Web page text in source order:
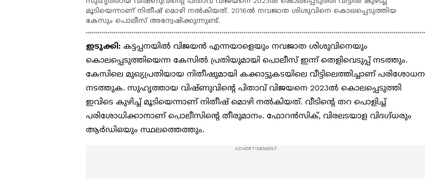
മൂടിയെന്നാണ് നിതീഷ് മൊഴി നല്‍കിയത്. 2016ല്‍ നവജാത ശിശുവിനെ കൊലപ്പെടുത്തിയ
കേസും പൊലീസ് അന്വേഷിക്കുന്നുണ്ട്.
ഇടുക്കി: കട്ടപ്പനയില്‍ വിജയന്‍ എന്നയാളെയും നവജാത ശിശുവിനെയും
കൊലപ്പെടുത്തിയെന്ന കേസില്‍ പ്രതിയുമായി പൊലീസ് ഇന്ന് തെളിവെടുപ്പ് നടത്തും.
കേസിലെ മുഖ്യപ്രതിയായ നിതീഷുമായി കക്കാട്ടുകടയിലെ വീട്ടിലെത്തിച്ചാണ് പരിശോധന
നടത്തുക. സുഹൃത്തായ വിഷ്ണുവിന്റെ പിതാവ് വിജയനെ 2023ല്‍ കൊലപ്പെടുത്തി
ഇവിടെ കുഴിച്ച് മൂടിയെന്നാണ് നിതീഷ് മൊഴി നല്‍കിയത്. വീടിന്റെ തറ പൊളിച്ച്
പരിശോധിക്കാനാണ് പൊലീസിന്റെ തീരുമാനം. ഫോറന്‍സിക്, വിരലടയാള വിദഗ്ദ്ധരും
ആര്‍ഡിഒയും സ്ഥലത്തെത്തും.